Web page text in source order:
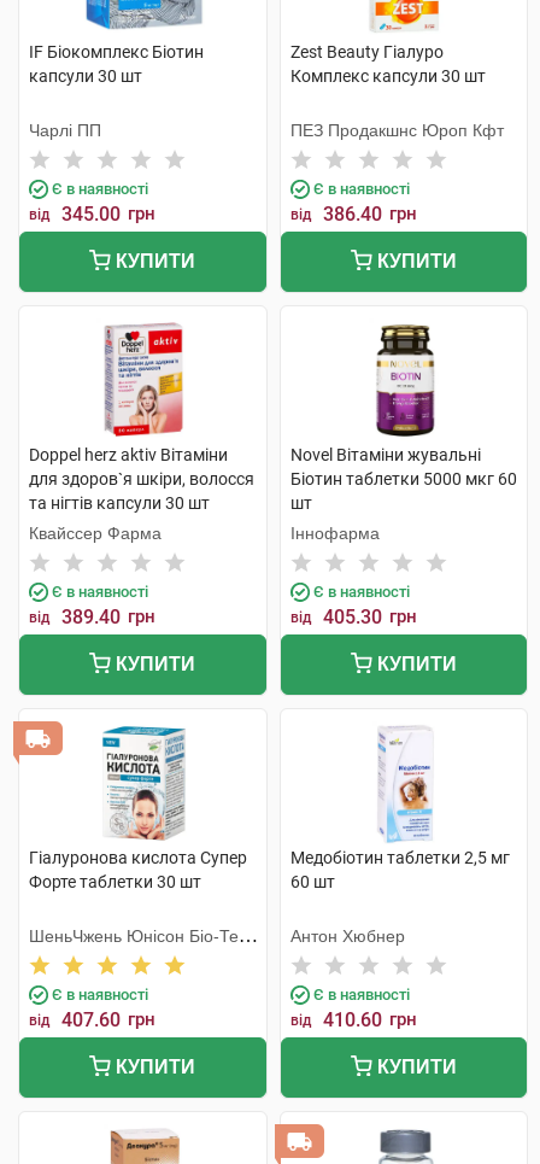
IF Біокомплекс Біотин
капсули 30 шт
Чарлі ПП
Є в наявності
від 345.00 грн
КУПИТИ
Zest Beauty Гіалуро
Комплекс капсули 30 шт
ПЕЗ Продакшнс Юроп Кфт
Є в наявності
від 386.40 грн
КУПИТИ
Doppel herz aktiv Вітаміни
для здоров`я шкіри, волосся
та нігтів капсули 30 шт
Квайссер Фарма
Є в наявності
від 389.40 грн
КУПИТИ
Novel Вітаміни жувальні
Біотин таблетки 5000 мкг 60
шт
Іннофарма
Є в наявності
від 405.30 грн
КУПИТИ
Гіалуронова кислота Супер
Форте таблетки 30 шт
ШеньЧжень Юнісон Біо-Тек
Ко. Лтд
Є в наявності
від 407.60 грн
КУПИТИ
Медобіотин таблетки 2,5 мг
60 шт
Антон Хюбнер
Є в наявності
від 410.60 грн
КУПИТИ